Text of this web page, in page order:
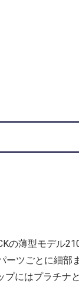
の薄型モデル
ツごとに細部
にはプラチナ